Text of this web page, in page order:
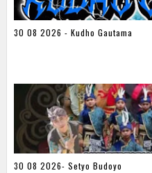
30 08 2026 - Kudho Gautama
30 08 2026- Setyo Budoyo